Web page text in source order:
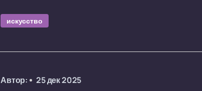
искусство
Автор: 25 дек 2025